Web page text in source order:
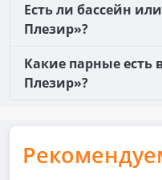
Есть ли бассейн
Плезир»?
Какие парные есть
Плезир»?